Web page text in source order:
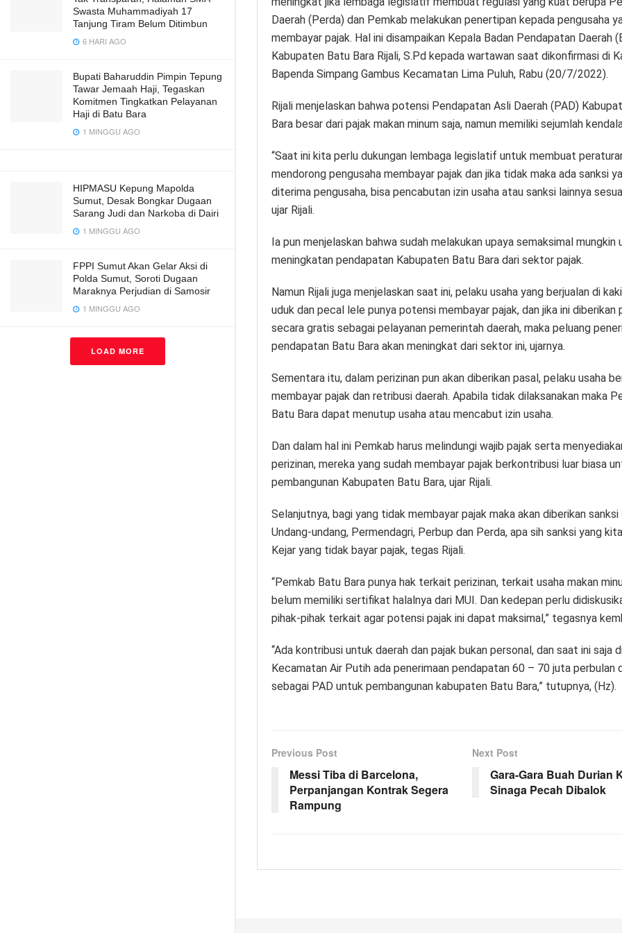
Swasta Muhammadiyah 17
Tanjung Tiram Belum Ditimbun
6 HARI AGO
Bupati Baharuddin Pimpin Tepung
Tawar Jemaah Haji, Tegaskan
Komitmen Tingkatkan Pelayanan
Haji di Batu Bara
1 MINGGU AGO
HIPMASU Kepung Mapolda
Sumut, Desak Bongkar Dugaan
Sarang Judi dan Narkoba di Dairi
1 MINGGU AGO
FPPI Sumut Akan Gelar Aksi di
Polda Sumut, Soroti Dugaan
Maraknya Perjudian di Samosir
1 MINGGU AGO
LOAD MORE
Daerah (Perda) dan Pemkab melakukan penertipan kepada pengusaha
membayar pajak. Hal ini disampaikan Kepala Badan Pendapatan Daerah
Kabupaten Batu Bara Rijali, S.Pd kepada wartawan saat dikonfirmasi di
Bapenda Simpang Gambus Kecamatan Lima Puluh, Rabu (20/7/2022).
Rijali menjelaskan bahwa potensi Pendapatan Asli Daerah (PAD)
Bara besar dari pajak makan minum saja, namun memiliki sejumlah
“Saat ini kita perlu dukungan lembaga legislatif untuk membuat
mendorong pengusaha membayar pajak dan jika tidak maka ada sanksi
diterima pengusaha, bisa pencabutan izin usaha atau sanksi lainnya
ujar Rijali.
Ia pun menjelaskan bahwa sudah melakukan upaya semaksimal mungkin
meningkatan pendapatan Kabupaten Batu Bara dari sektor pajak.
Namun Rijali juga menjelaskan saat ini, pelaku usaha yang berjualan di
uduk dan pecal lele punya potensi membayar pajak, dan jika ini diberikan
secara gratis sebagai pelayanan pemerintah daerah, maka peluang
pendapatan Batu Bara akan meningkat dari sektor ini, ujarnya.
Sementara itu, dalam perizinan pun akan diberikan pasal, pelaku usaha
membayar pajak dan retribusi daerah. Apabila tidak dilaksanakan maka
Batu Bara dapat menutup usaha atau mencabut izin usaha.
Dan dalam hal ini Pemkab harus melindungi wajib pajak serta
perizinan, mereka yang sudah membayar pajak berkontribusi luar biasa
pembangunan Kabupaten Batu Bara, ujar Rijali.
Selanjutnya, bagi yang tidak membayar pajak maka akan diberikan sanksi
Undang-undang, Permendagri, Perbup dan Perda, apa sih sanksi yang
Kejar yang tidak bayar pajak, tegas Rijali.
“Pemkab Batu Bara punya hak terkait perizinan, terkait usaha makan
belum memiliki sertifikat halalnya dari MUI. Dan kedepan perlu
pihak-pihak terkait agar potensi pajak ini dapat maksimal,” tegasnya
“Ada kontribusi untuk daerah dan pajak bukan personal, dan saat ini saja
Kecamatan Air Putih ada penerimaan pendapatan 60 – 70 juta perbulan
sebagai PAD untuk pembangunan kabupaten Batu Bara,” tutupnya, (Hz).
Previous Post
Messi Tiba di Barcelona,
Perpanjangan Kontrak Segera
Rampung
Next Post
Gara-Gara Buah Durian
Sinaga Pecah Dibalok